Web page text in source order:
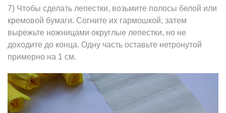
7) Чтобы сделать лепестки, возьмите полосы белой или
кремовой бумаги. Согните их гармошкой, затем
вырежьте ножницами округлые лепестки, но не
доходите до конца. Одну часть оставьте нетронутой
примерно на 1 см.